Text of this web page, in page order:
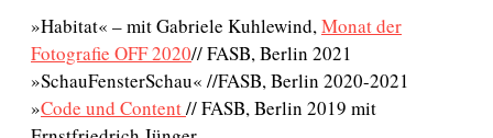
»Habitat« – mit Gabriele Kuhlewind,Monat der
Fotografie OFF 2020// FASB, Berlin 2021
»SchauFensterSchau« //FASB, Berlin 2020-2021
»Code und Content// FASB, Berlin 2019 mit